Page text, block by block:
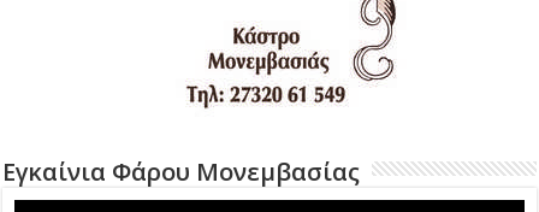
Εγκαίνια Φάρου Μονεμβασίας